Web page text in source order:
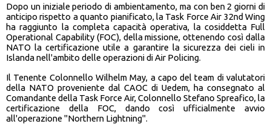
Dopo un iniziale periodo di ambientamento, ma con ben 2 giorni di
anticipo rispetto a quanto pianificato, la Task Force Air 32nd Wing
ha raggiunto la completa capacità operativa, la cosiddetta Full
Operational Capability (FOC), della missione, ottenendo così dalla
NATO la certificazione utile a garantire la sicurezza dei cieli in
Islanda nell'ambito delle operazioni di Air Policing.
Il Tenente Colonnello Wilhelm May, a capo del team di valutatori
della NATO proveniente dal CAOC di Uedem, ha consegnato al
Comandante della Task Force Air, Colonnello Stefano Spreafico, la
certificazione della FOC, dando così ufficialmente avvio
all'operazione "Northern Lightning".